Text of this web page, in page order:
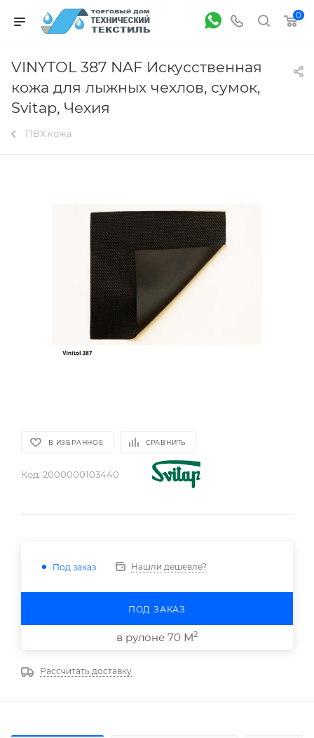
0
VINYTOL 387 NAF Искусственная
кожа для лыжных чехлов, сумок,
Svitap, Чехия
ПВХ кожа
В ИЗБРАННОЕ СРАВНИТЬ
Код: 2000000103440
Под заказ Нашли дешевле?
ПОД ЗАКАЗ
в рулоне 70 М2
Рассчитать доставку